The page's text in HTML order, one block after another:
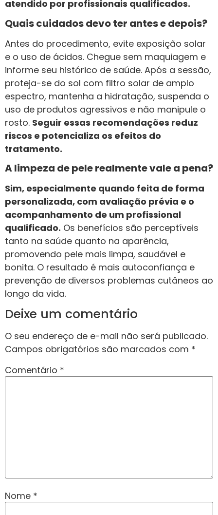
atendido por profissionais qualificados.
Quais cuidados devo ter antes e depois?
Antes do procedimento, evite exposição solar
e o uso de ácidos. Chegue sem maquiagem e
informe seu histórico de saúde. Após a sessão,
proteja-se do sol com filtro solar de amplo
espectro, mantenha a hidratação, suspenda o
uso de produtos agressivos e não manipule o
rosto. Seguir essas recomendações reduz
riscos e potencializa os efeitos do
tratamento.
A limpeza de pele realmente vale a pena?
Sim, especialmente quando feita de forma
personalizada, com avaliação prévia e o
acompanhamento de um profissional
qualificado. Os benefícios são perceptíveis
tanto na saúde quanto na aparência,
promovendo pele mais limpa, saudável e
bonita. O resultado é mais autoconfiança e
prevenção de diversos problemas cutâneos ao
longo da vida.
Deixe um comentário
O seu endereço de e-mail não será publicado.
Campos obrigatórios são marcados com *
Comentário *
Nome *